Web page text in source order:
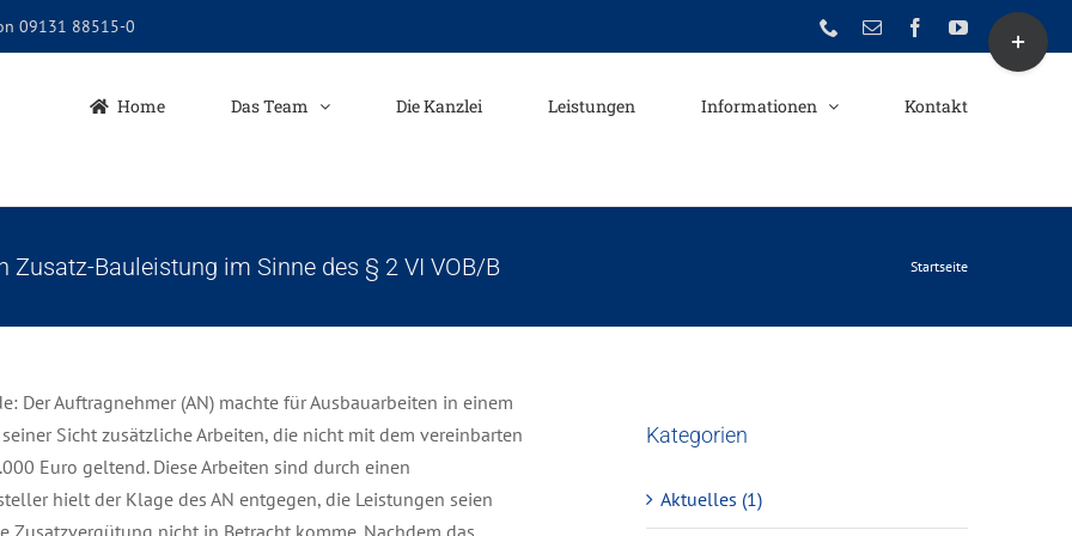
09131 88515-0 PhoneE-
FacebookYouTube
Home Das Team Die Kanzlei Leistungen Informationen Kontakt
Bauleistung im Sinne des § 2 VI VOB/B Startseite
Der Auftragnehmer (AN) machte für Ausbauarbeiten in einem
Sicht zusätzliche Arbeiten, die nicht mit dem vereinbarten
Euro geltend. Diese Arbeiten sind durch einen
hielt der Klage des AN entgegen, die Leistungen seien
Zusatzvergütung nicht in Betracht komme. Nachdem das
Kategorien
Aktuelles (1)
Toggle
Sliding